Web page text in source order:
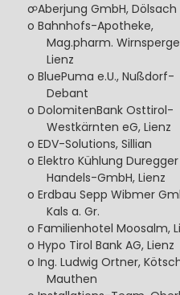
o Aberjung GmbH, Dölsach
o Bahnhofs-Apotheke,
Mag.pharm.
Lienz
o BluePuma e.U., Nußdorf-
Debant
o DolomitenBank Osttirol-
Westkärnten eG, Lienz
o EDV-Solutions, Sillian
o Elektro Kühlung Duregger
Handels-GmbH, Lienz
o Erdbau Sepp Wibmer
Kals a. Gr.
o Familienhotel Moosalm,
o Hypo Tirol Bank AG, Lienz
o Ing. Ludwig Ortner,
Mauthen